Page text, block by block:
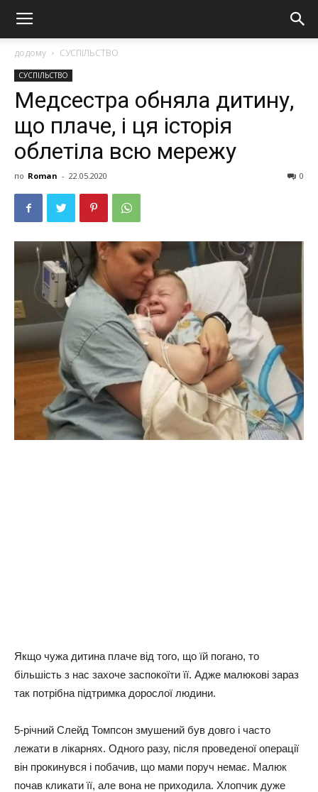
додому СУСПІЛЬСТВО
СУСПІЛЬСТВО
Медсестра обняла дитину,
що плаче, і ця історія
облетіла всю мережу
по Roman - 22.05.2020 0
Якщо чужа дитина плаче від того, що їй погано, то
більшість з нас захоче заспокоїти її. Адже малюкові зараз
так потрібна підтримка дорослої людини.
5-річний Слейд Томпсон змушений був довго і часто
лежати в лікарнях. Одного разу, після проведеної операції
він прокинувся і побачив, що мами поруч немає. Малюк
почав кликати її, але вона не приходила. Хлопчик дуже